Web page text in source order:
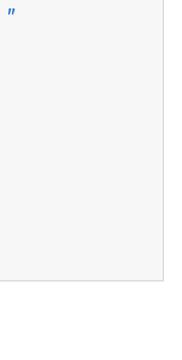
"